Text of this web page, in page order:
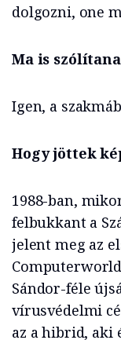
dolgozni, one
Ma is
Igen, a
Hogy jöttek
1988-ban,
felbukkant a
jelent meg az
Sándor-féle
vírusvédelmi
az a hibrid, aki